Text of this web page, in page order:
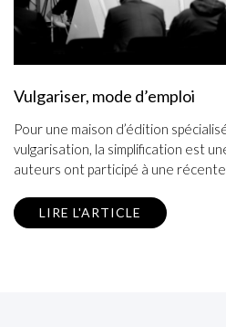
Vulgariser, mode d’emploi
Pour une maison d’édition
vulgarisation, la simplification est
auteurs ont participé à une
LIRE L'ARTICLE